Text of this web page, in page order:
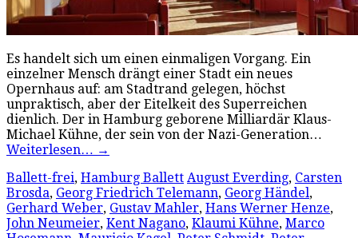
Es handelt sich um einen einmaligen Vorgang. Ein
einzelner Mensch drängt einer Stadt ein neues
Opernhaus auf: am Stadtrand gelegen, höchst
unpraktisch, aber der Eitelkeit des Superreichen
dienlich. Der in Hamburg geborene Milliardär Klaus-
Michael Kühne, der sein von der Nazi-Generation…
Weiterlesen… →
Ballett-frei, Hamburg Ballett August Everding, Carsten
Brosda, Georg Friedrich Telemann, Georg Händel,
Gerhard Weber, Gustav Mahler, Hans Werner Henze,
John Neumeier, Kent Nagano, Klaumi Kühne, Marco